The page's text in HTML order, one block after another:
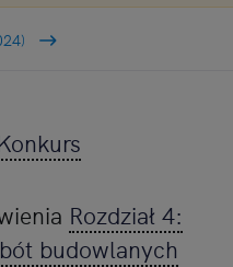
Rozdział 4:
budowlanych